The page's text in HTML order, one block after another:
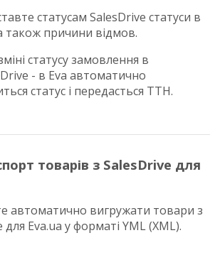
статусам SalesDrive статуси в
також причини відмов.
статусу замовлення в
- в Eva автоматично
статус і передасться ТТН.
товарів з SalesDrive для
автоматично вигружати товари з
для Eva.ua у форматі YML (XML).